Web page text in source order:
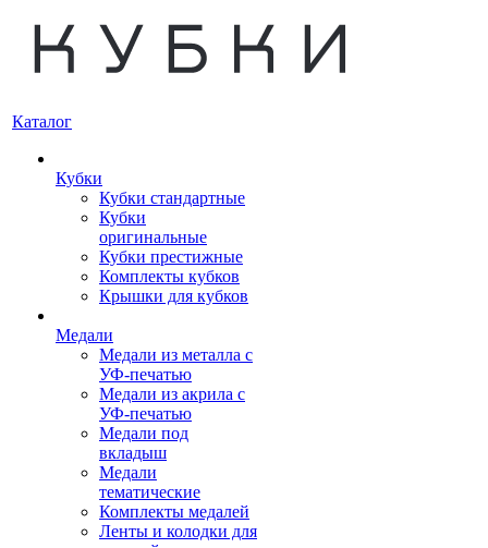
Каталог
Кубки
Кубки стандартные
Кубки
оригинальные
Кубки престижные
Комплекты кубков
Крышки для кубков
Медали
Медали из металла с
УФ-печатью
Медали из акрила с
УФ-печатью
Медали под
вкладыш
Медали
тематические
Комплекты медалей
Ленты и колодки для